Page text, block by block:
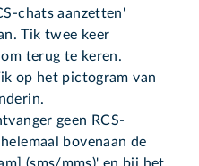
chats aanzetten'
Tik twee keer
terug te keren.
op het pictogram van
geen RCS-
bovenaan de